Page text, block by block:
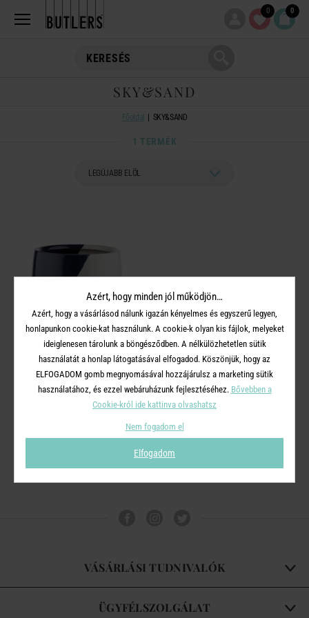
0 0
SKY&SAND
Főoldal SKY&SAND
1 TERMÉK
SKY&SAND
kaspó, kék-fehér-rózsaszín
Ø22cm
VÁSÁRLÁSI TUDNIVALÓK
ÜGYFÉLSZOLGÁLAT
Azért, hogy minden jól működjön…
Azért, hogy a vásárlásod nálunk igazán kényelmes és egyszerű legyen,
honlapunkon cookie-kat használunk. A cookie-k olyan kis fájlok, melyeket
ideiglenesen tárolunk a böngésződben. A nélkülözhetetlen sütik
használatát a honlap látogatásával elfogadod. Köszönjük, hogy az
ELFOGADOM gomb megnyomásával hozzájárulsz a marketing sütik
használatához, és ezzel webáruházunk fejlesztéséhez. Bővebben a
Cookie-król ide kattinva olvashatsz
Nem fogadom el
Elfogadom